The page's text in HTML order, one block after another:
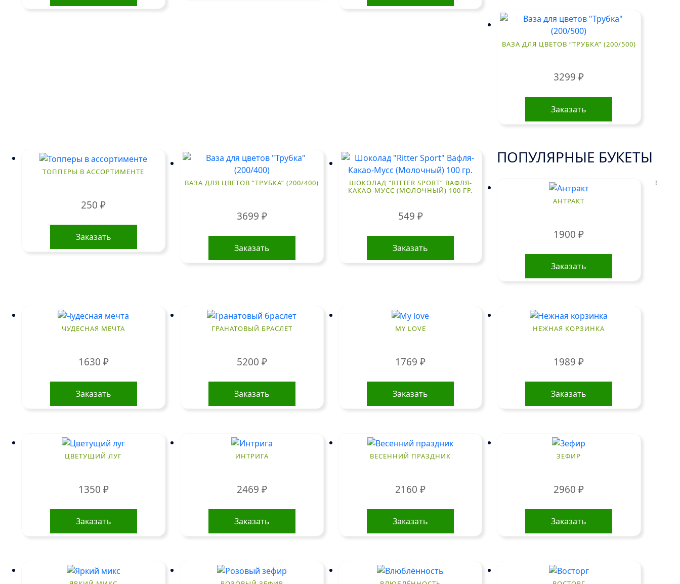
ВАЗА ДЛЯ ЦВЕТОВ “ТРУБКА” (200/500)
3299₽
Заказать
ТОППЕРЫ В АССОРТИМЕНТЕ
250₽
Заказать
ВАЗА ДЛЯ ЦВЕТОВ “ТРУБКА” (200/400)
3699 ₽
Заказать
ШОКОЛАД “RITTER SPORT” ВАФЛЯ-
КАКАО-МУСС (МОЛОЧНЫЙ) 100 ГР.
549 ₽
Заказать
ПОПУЛЯРНЫЕ БУКЕТЫ
АНТРАКТ
1900₽
Заказать
ЧУДЕСНАЯ МЕЧТА
1630 ₽
Заказать
ГРАНАТОВЫЙ БРАСЛЕТ
5200 ₽
Заказать
MY LOVE
1769 ₽
Заказать
НЕЖНАЯ КОРЗИНКА
1989₽
Заказать
ЦВЕТУЩИЙ ЛУГ
1350 ₽
Заказать
ИНТРИГА
2469 ₽
Заказать
ВЕСЕННИЙ ПРАЗДНИК
2160 ₽
Заказать
ЗЕФИР
2960₽
Заказать
!